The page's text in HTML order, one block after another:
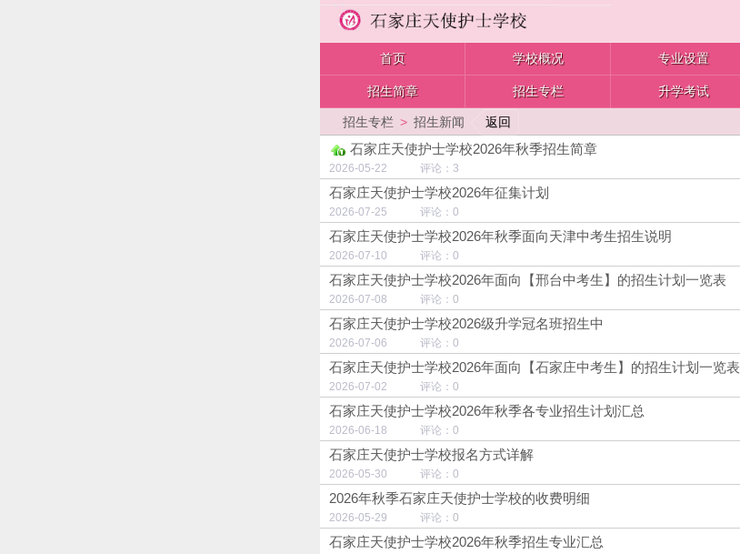
首页 学校概况 专业设置
招生简章 招生专栏 升学考试
返回
招生专栏 > 招生新闻
石家庄天使护士学校2026年秋季招生简章
2026-05-22 评论：3
石家庄天使护士学校2026年征集计划
2026-07-25 评论：0
石家庄天使护士学校2026年秋季面向天津中考生招生说明
2026-07-10 评论：0
石家庄天使护士学校2026年面向【邢台中考生】的招生计划一览表
2026-07-08 评论：0
石家庄天使护士学校2026级升学冠名班招生中
2026-07-06 评论：0
石家庄天使护士学校2026年面向【石家庄中考生】的招生计划一览表
2026-07-02 评论：0
石家庄天使护士学校2026年秋季各专业招生计划汇总
2026-06-18 评论：0
石家庄天使护士学校报名方式详解
2026-05-30 评论：0
2026年秋季石家庄天使护士学校的收费明细
2026-05-29 评论：0
石家庄天使护士学校2026年秋季招生专业汇总